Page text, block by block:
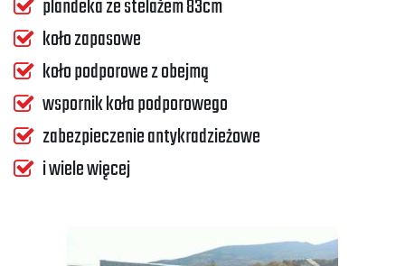
plandeka ze stelażem 83cm
koło zapasowe
koło podporowe z obejmą
wspornik koła podporowego
zabezpieczenie antykradzieżowe
i wiele więcej